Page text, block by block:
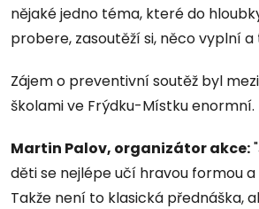
nějaké jedno téma, které do
probere, zasoutěží si, něco vyplní a
Zájem o preventivní soutěž byl
školami ve Frýdku-Místku enormní.
Martin Palov, organizátor akce:
děti se nejlépe učí hravou formou
Takže není to klasická přednáška,